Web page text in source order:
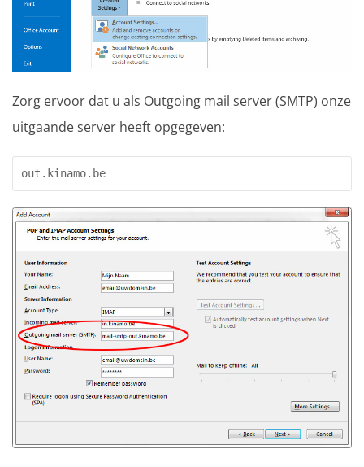
Zorg ervoor dat u als Outgoing mail server (SMTP) onze
uitgaande server heeft opgegeven: